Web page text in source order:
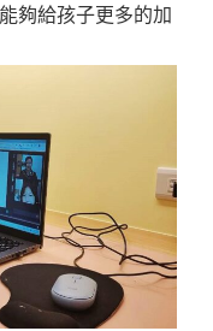
夠給孩子更多的加